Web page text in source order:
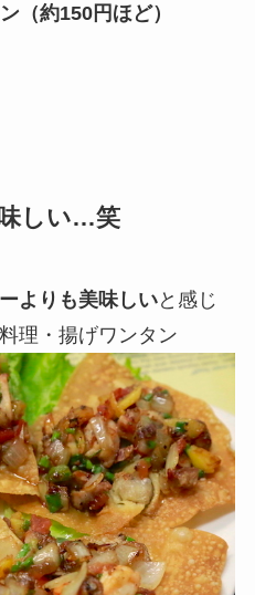
（約150円ほど）
しい…笑
よりも美味しいと感じ
理・揚げワンタン